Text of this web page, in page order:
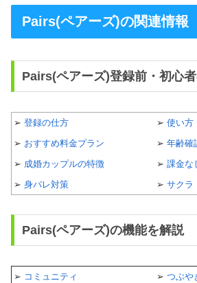
Pairs(ペアーズ)の関連情報
Pairs(ペアーズ)登録前・初心
➢ 登録の仕方 ➢ 使い方
➢ おすすめ料金プラン ➢ 年齢確
➢ 成婚カップルの特徴 ➢ 課金な
➢ 身バレ対策 ➢ サクラ
Pairs(ペアーズ)の機能を解説
➢ コミュニティ ➢ つぶや